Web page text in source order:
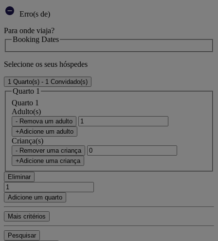
Erro(s de)
Para onde viaja?
Booking Dates
Selecione os seus hóspedes
1 Quarto(s) - 1 Convidado(s)
Quarto 1
Quarto 1
Adulto(s)
- Remova um adulto
+Adicione um adulto
Criança(s)
- Remover uma criança
+Adicione uma criança
Eliminar
Adicione um quarto
Mais critérios
Pesquisar